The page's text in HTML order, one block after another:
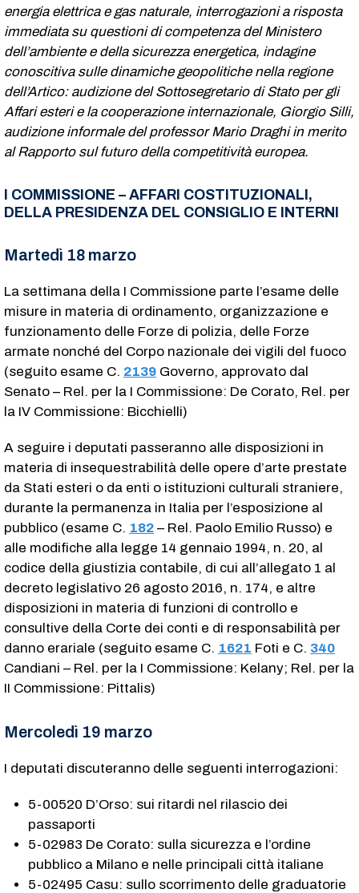
energia elettrica e gas naturale, interrogazioni a risposta
immediata su questioni di competenza del Ministero
dell’ambiente e della sicurezza energetica, indagine
conoscitiva sulle dinamiche geopolitiche nella regione
dell’Artico: audizione del Sottosegretario di Stato per gli
Affari esteri e la cooperazione internazionale, Giorgio Silli,
audizione informale del professor Mario Draghi in merito
al Rapporto sul futuro della competitività europea.
I COMMISSIONE – AFFARI COSTITUZIONALI,
DELLA PRESIDENZA DEL CONSIGLIO E INTERNI
Martedì 18 marzo
La settimana della I Commissione parte l’esame delle
misure in materia di ordinamento, organizzazione e
funzionamento delle Forze di polizia, delle Forze
armate nonché del Corpo nazionale dei vigili del fuoco
(seguito esame C. 2139 ​ Governo, approvato dal
Senato – Rel. per la I Commissione: De Corato, Rel. per
la IV Commissione: Bicchielli)
A seguire i deputati passeranno alle disposizioni in
materia di insequestrabilità delle opere d’arte prestate
da Stati esteri o da enti o istituzioni culturali straniere,
durante la permanenza in Italia per l’esposizione al
pubblico (esame C. 182 ​ – Rel. Paolo Emilio Russo) e
alle modifiche alla legge 14 gennaio 1994, n. 20, al
codice della giustizia contabile, di cui all’allegato 1 al
decreto legislativo 26 agosto 2016, n. 174, e altre
disposizioni in materia di funzioni di controllo e
consultive della Corte dei conti e di responsabilità per
danno erariale (seguito esame C. 1621 ​ Foti e C. 340
Candiani – Rel. per la I Commissione: Kelany; Rel. per la
II Commissione: Pittalis)
Mercoledì 19 marzo
I deputati discuteranno delle seguenti interrogazioni:
5-00520 D’Orso: sui ritardi nel rilascio dei
passaporti
5-02983 De Corato: sulla sicurezza e l’ordine
pubblico a Milano e nelle principali città italiane
5-02495 Casu: sullo scorrimento delle graduatorie